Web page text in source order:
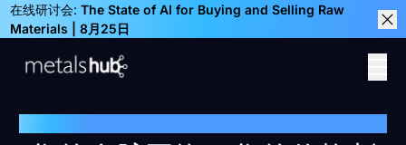
在线研讨会: The State of AI for Buying and Selling Raw
Materials | 8月25日